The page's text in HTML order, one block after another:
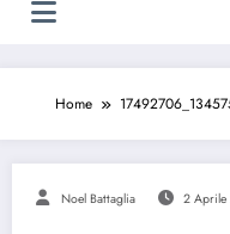
Home
Noel Battaglia 2 Aprile